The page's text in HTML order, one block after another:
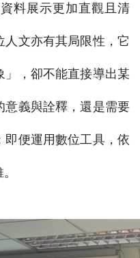
料展示更加直觀且清
文亦有其局限性，它
」，卻不能直接導出某
意義與詮釋，還是需要
即便運用數位工具，依